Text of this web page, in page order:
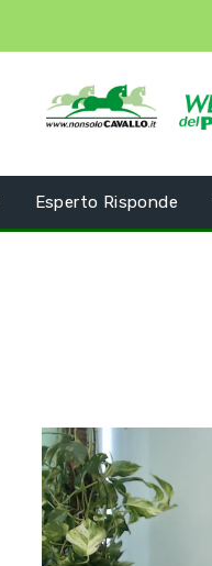
Esperto Risponde